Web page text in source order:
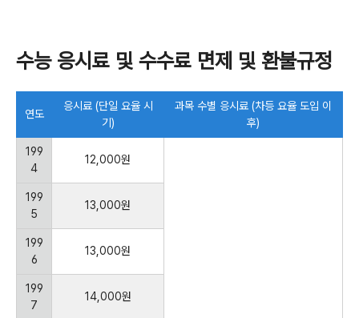
수능 응시료 및 수수료 면제 및 환불규정
연도
응시료 (단일 요율 시
기)
과목 수별 응시료 (차등 요율 도입 이
후)
199
4
12,000원
199
5
13,000원
199
6
13,000원
199
7
14,000원